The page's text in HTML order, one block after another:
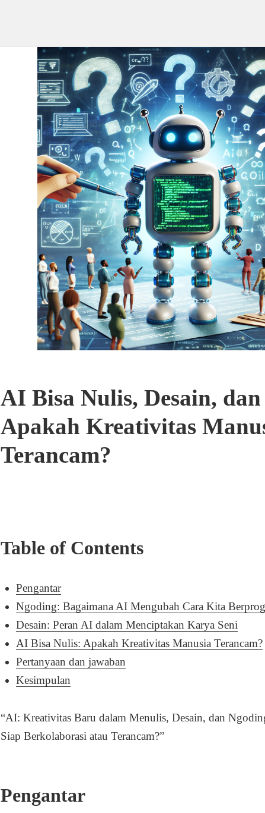
AI Bisa Nulis, Desain,
Apakah Kreativitas
Terancam?
Table of Contents
Pengantar
Ngoding: Bagaimana AI Mengubah Cara Kita
Desain: Peran AI dalam Menciptakan Karya Seni
AI Bisa Nulis: Apakah Kreativitas Manusia Terancam?
Pertanyaan dan jawaban
Kesimpulan
“AI: Kreativitas Baru dalam Menulis, Desain, dan
Siap Berkolaborasi atau Terancam?”
Pengantar